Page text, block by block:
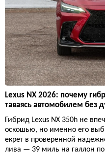
Lexus NX 2026: почему
таваясь автомобилем без
Гибрид Lexus NX 350h не
оскошью, но именно его
екрет в проверенной
лива — 39 миль на галлон по